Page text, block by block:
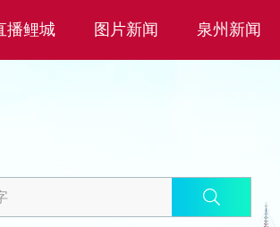
播鲤城 图片新闻 泉州新闻